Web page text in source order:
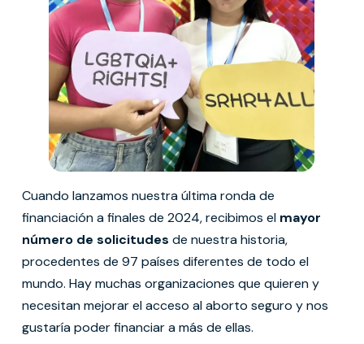
Cuando lanzamos nuestra última ronda de
financiación a finales de 2024, recibimos el mayor
número de solicitudes de nuestra historia,
procedentes de 97 países diferentes de todo el
mundo. Hay muchas organizaciones que quieren y
necesitan mejorar el acceso al aborto seguro y nos
gustaría poder financiar a más de ellas.